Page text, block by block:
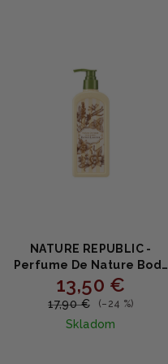
NATURE REPUBLIC -
Perfume De Nature Body
Lotion EVENING
LAVENDER - Upokojujúce
telové mlieko s
levanduľou a centellou
13,50 €
17,90 € (–24 %)
Skladom